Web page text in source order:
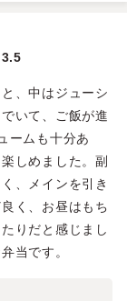
3.5
、中はジューシ
いて、ご飯が進
ームも十分あ
しめました。副
、メインを引き
く、お昼はもち
りだと感じまし
当です。